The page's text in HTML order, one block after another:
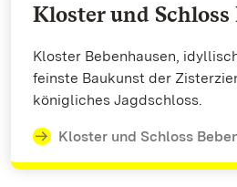
Kloster und Schloss
Kloster Bebenhausen,
feinste Baukunst der
königliches Jagdschloss.
Kloster und Schloss